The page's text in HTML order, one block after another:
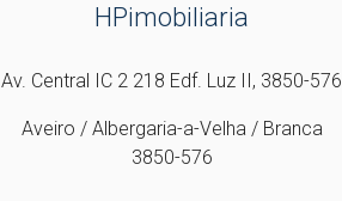
HPimobiliaria
Av. Central IC 2 218 Edf. Luz II, 3850-576
Aveiro / Albergaria-a-Velha / Branca
3850-576